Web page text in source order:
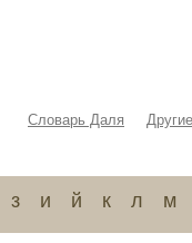
Словарь Даля
з и й к л м